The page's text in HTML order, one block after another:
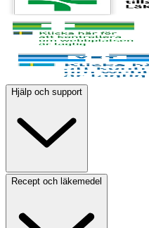
Hjälp och support
Recept och läkemedel